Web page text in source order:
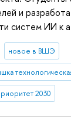
и
систем ИИ к
новое в ВШЭ
2030